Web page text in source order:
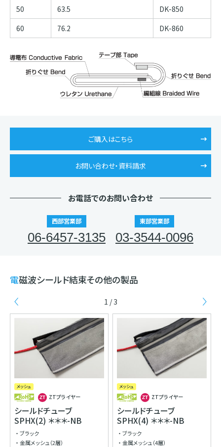
50 63.5
DK-850
60
76.2 DK-860
ご購入はこちら
お問い合わせ・資料請求
お電話でのお問い合わせ
西部営業部
06-6457-3135
東部営業部
03-3544-0096
電磁波シールド結束その他の製品
1 / 3
メッシュ
ZTプライヤー
シールドチューブ
SPHX(2) ＊＊＊-NB
ブラック
金属メッシュ（2層）
メッシュ
ZTプライヤー
シールドチューブ
SPHX(4) ＊＊＊-NB
ブラック
金属メッシュ（4層）